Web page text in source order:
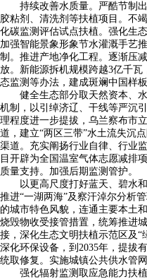
持续改善水质量。严酷节制出
胶粘剂、清洗剂等扶植项目。不
化碳监测评估试点扶植。强化生
加强智能景象形象节水灌溉手艺
制。推进产地净化工程。逐渐压
放。新能源拆机规模跨越3亿千
态监测等办法，建成斑斓中国样板
健全生态部分取天然资本、水
机制，以引绰济辽、干线等严沉
理程度进一步提拔，乌兰察布市
道，建立“两区三带”水土流失沉
渠道。充实阐扬行业自律、行业
目开辟为全国温室气体志愿减排
质量支持。加强后期监测管护。
以更高尺度打好蓝天、碧水和
推进“一湖两海”及察汗淖尔分析
的城市特色风貌，连通主要本土
烧毁物收受接管措置，统筹推进
接，深化生态文明扶植示范区及“
深化环保设备，到2035年，提拔
统取修复。实施城镇公共供水管网
强化辐射监测取应急能力扶植